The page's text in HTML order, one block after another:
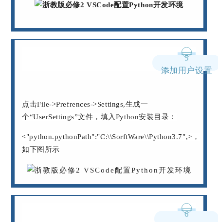
5
添加用户设置
点击File->Prefrences->Settings,生成一
个“UserSettings”文件， 填入Python安装目录：
<"python.pythonPath":"C:\\SorftWare\\Python3.7",>，
如下图所示
6